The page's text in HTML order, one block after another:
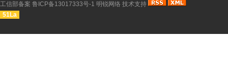
工信部备案 鲁ICP备13017333号-1 明锐网络 技术支持
51La